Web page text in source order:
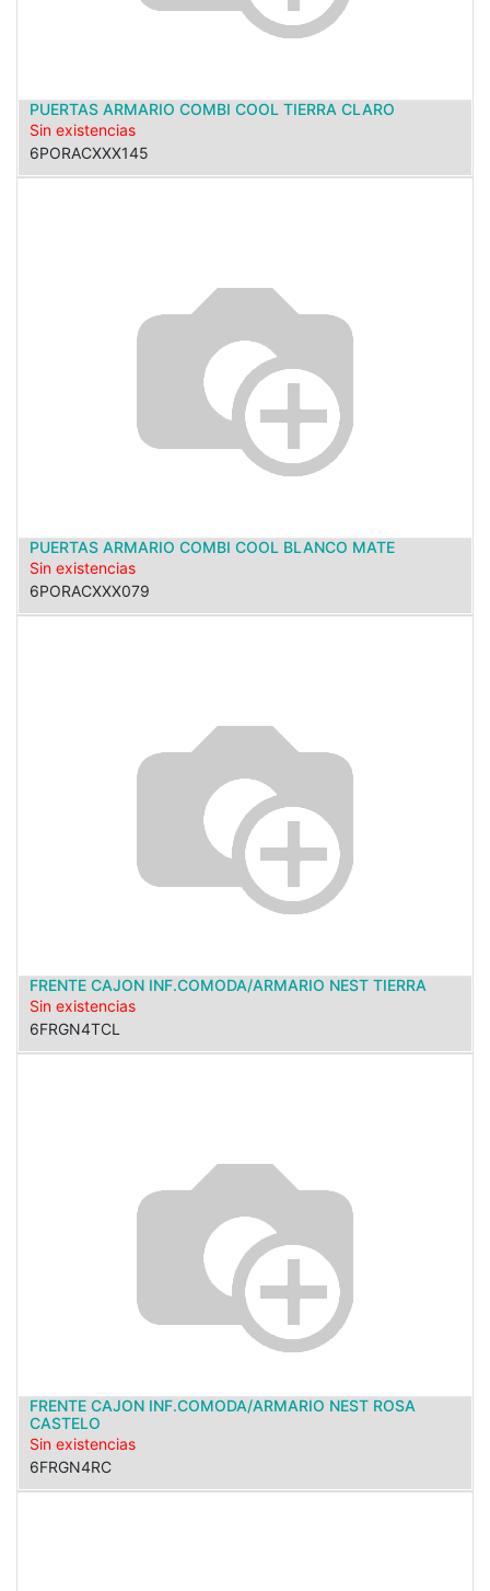
PUERTAS ARMARIO COMBI COOL TIERRA CLARO
Sin existencias
6PORACXXX145
PUERTAS ARMARIO COMBI COOL BLANCO MATE
Sin existencias
6PORACXXX079
FRENTE CAJON INF.COMODA/ARMARIO NEST TIERRA
Sin existencias
6FRGN4TCL
FRENTE CAJON INF.COMODA/ARMARIO NEST ROSA
CASTELO
Sin existencias
6FRGN4RC